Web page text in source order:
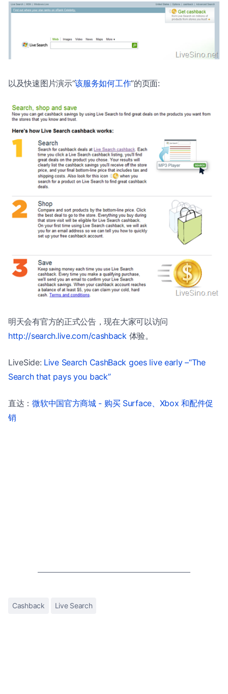
以及快速图片演示“该服务如何工作”的页面:
明天会有官方的正式公告，现在大家可以访问
http://search.live.com/cashback 体验。
LiveSide: Live Search CashBack goes live early –“The
Search that pays you back”
直达：微软中国官方商城 - 购买 Surface、Xbox 和配件促
销
Cashback Live Search